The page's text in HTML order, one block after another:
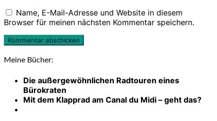
Name, E-Mail-Adresse und Website in diesem
Browser für meinen nächsten Kommentar speichern.
Meine Bücher:
Die außergewöhnlichen Radtouren eines
Bürokraten
Mit dem Klapprad am Canal du Midi – geht das?